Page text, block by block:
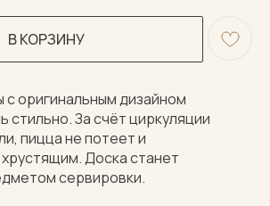
В КОРЗИНУ
с оригинальным дизайном
стильно. За счёт циркуляции
пицца не потеет и
Доска станет
сервировки.